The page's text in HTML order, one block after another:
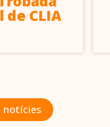
de CLIA
notícies